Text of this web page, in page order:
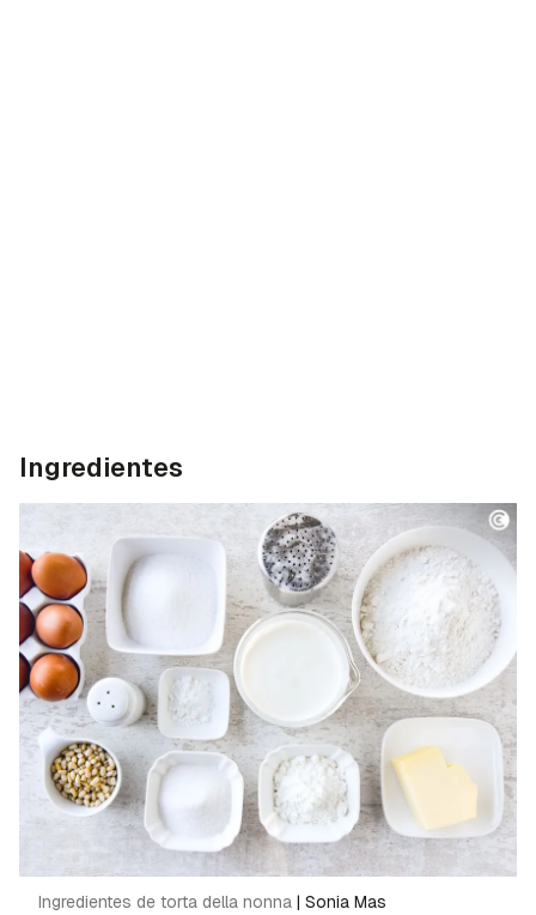
Ingredientes
Ingredientes de torta della nonna | Sonia Mas